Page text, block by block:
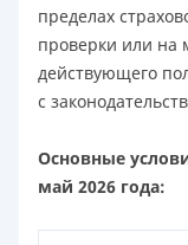
пределах
проверки или на
действующего
с
Основные
май 2026 года: